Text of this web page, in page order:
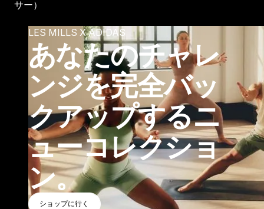
サー）
LES MILLS X ADIDAS
あなたのチャレ
ンジを完全バッ
クアップするニ
ューコレクショ
ン。
ショップに行く
ショップに行く